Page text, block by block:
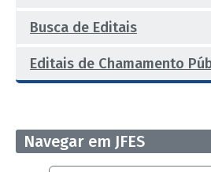
Busca de Editais
Editais de Chamamento
Navegar em JFES